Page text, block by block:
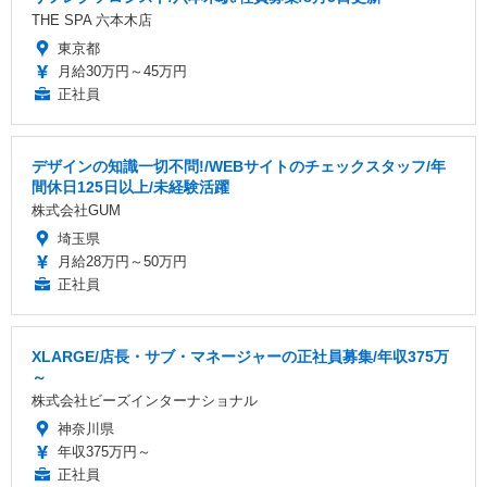
THE SPA 六本木店
東京都
月給30万円～45万円
正社員
デザインの知識一切不問!/WEBサイトのチェックスタッフ/年
間休日125日以上/未経験活躍
株式会社GUM
埼玉県
月給28万円～50万円
正社員
XLARGE/店長・サブ・マネージャーの正社員募集/年収375万
～
株式会社ビーズインターナショナル
神奈川県
年収375万円～
正社員